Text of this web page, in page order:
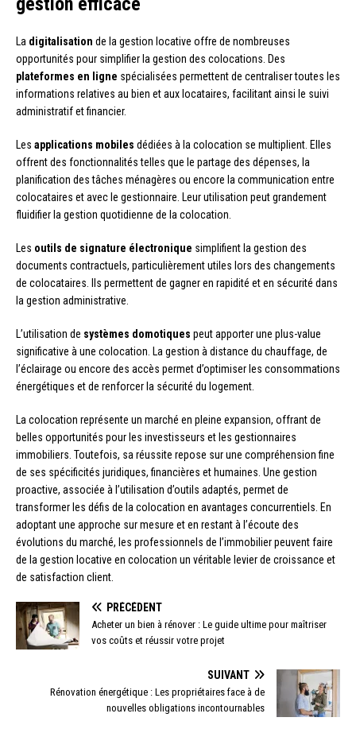
La digitalisation de la gestion locative offre de nombreuses
opportunités pour simplifier la gestion des colocations. Des
plateformes en ligne spécialisées permettent de centraliser toutes les
informations relatives au bien et aux locataires, facilitant ainsi le suivi
administratif et financier.
Les applications mobiles dédiées à la colocation se multiplient. Elles
offrent des fonctionnalités telles que le partage des dépenses, la
planification des tâches ménagères ou encore la communication entre
colocataires et avec le gestionnaire. Leur utilisation peut grandement
fluidifier la gestion quotidienne de la colocation.
Les outils de signature électronique simplifient la gestion des
documents contractuels, particulièrement utiles lors des changements
de colocataires. Ils permettent de gagner en rapidité et en sécurité dans
la gestion administrative.
L’utilisation de systèmes domotiques peut apporter une plus-value
significative à une colocation. La gestion à distance du chauffage, de
l’éclairage ou encore des accès permet d’optimiser les consommations
énergétiques et de renforcer la sécurité du logement.
La colocation représente un marché en pleine expansion, offrant de
belles opportunités pour les investisseurs et les gestionnaires
immobiliers. Toutefois, sa réussite repose sur une compréhension fine
de ses spécificités juridiques, financières et humaines. Une gestion
proactive, associée à l’utilisation d’outils adaptés, permet de
transformer les défis de la colocation en avantages concurrentiels. En
adoptant une approche sur mesure et en restant à l’écoute des
évolutions du marché, les professionnels de l’immobilier peuvent faire
de la gestion locative en colocation un véritable levier de croissance et
de satisfaction client.
PRÉCÉDENT
Acheter un bien à rénover : Le guide ultime pour maîtriser
vos coûts et réussir votre projet
SUIVANT
Rénovation énergétique : Les propriétaires face à de
nouvelles obligations incontournables